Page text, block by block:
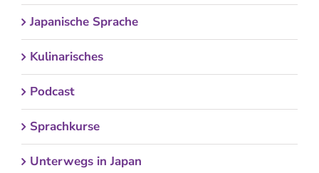
Japanische Sprache
Kulinarisches
Podcast
Sprachkurse
Unterwegs in Japan